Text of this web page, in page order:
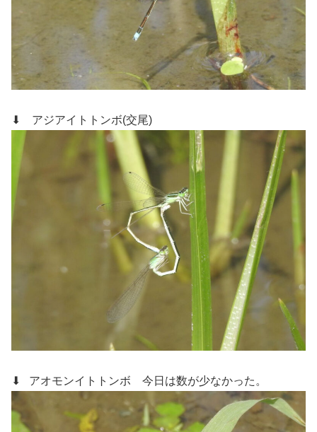
⬇ アジアイトトンボ(交尾)
⬇ アオモンイトトンボ 今日は数が少なかった。